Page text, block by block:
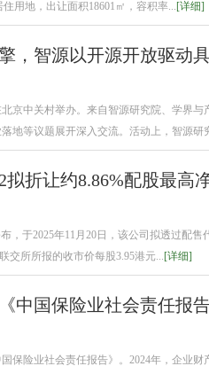
用地，出让面积18601㎡，容积率...[详细]
，智源以开源开放驱动
京中关村举办。来自智源研究院、学界
地等议题展开深入交流。活动上，智源研
拟折让约8.86%配股最高
，于2025年11月20日，该公司拟透过配
交所所报的收市价每股3.95港元...[详细]
中国保险业社会责任报
保险业社会责任报告》。2024年，企业